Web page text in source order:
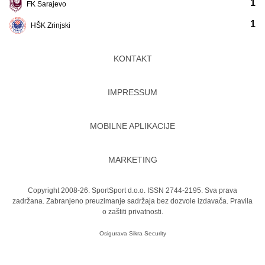
FK Sarajevo
HŠK Zrinjski
1
1
KONTAKT
IMPRESSUM
MOBILNE APLIKACIJE
MARKETING
Copyright 2008-26. SportSport d.o.o. ISSN 2744-2195. Sva prava
zadržana. Zabranjeno preuzimanje sadržaja bez dozvole izdavača. Pravila
o zaštiti privatnosti.
Osigurava Sikra Security